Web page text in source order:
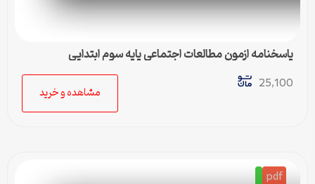
پاسخنامه ازمون مطالعات اجتماعی پایه سوم ابتدایی
25,100
مشاهده و خرید
pdf